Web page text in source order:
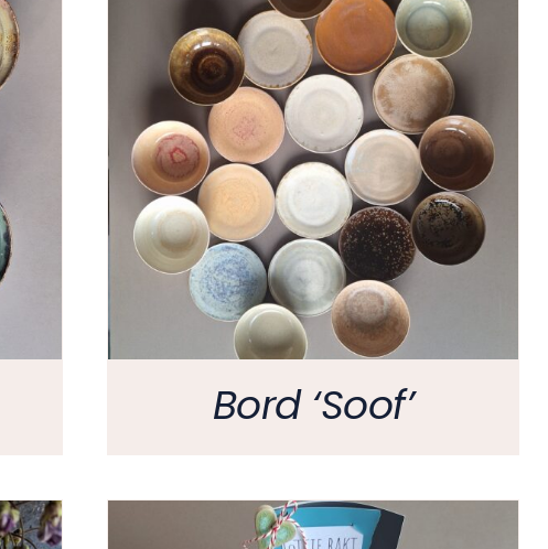
Bord ‘Soof’